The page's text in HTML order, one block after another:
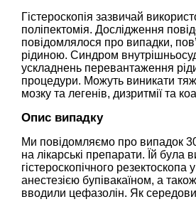
Гістероскопія зазвичай
поліпектомія. Дослідження
повідомлялося про випадки,
рідиною. Синдром
ускладнень перевантаження
процедури. Можуть виникати
мозку та легенів, дизритмії та
Опис випадку
Ми повідомляємо про випадок
на лікарські препарати. Їй
гістероскопічного
анестезією бупівакаїном, а
вводили цефазолін. Як